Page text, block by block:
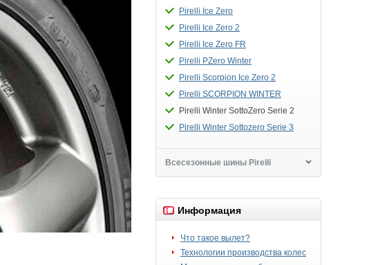
Pirelli Ice Zero
Pirelli Ice Zero 2
Pirelli Ice Zero FR
Pirelli PZero Winter
Pirelli Scorpion Ice Zero 2
Pirelli SCORPION WINTER
Pirelli Winter SottoZero Serie 2
Pirelli Winter Sottozero Serie 3
Всесезонные шины Pirelli
Информация
Что такое вылет?
Технологии производства колес